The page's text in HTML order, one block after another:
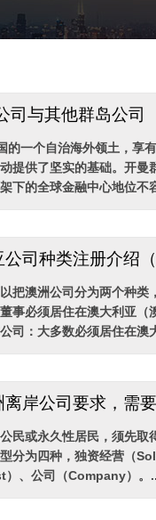
司与其他群岛公司
的一个自治海外领土，享
提供了坚实的基础。开
下的全球金融中心地位不
司种类注册介绍（
把澳洲公司分为两个种类
事必须居住在澳大利亚
司：大多数必须居住在澳
离岸公司要求，需
民或永久性居民，须先取
分为四种，独资经营（
、公司（Company）。